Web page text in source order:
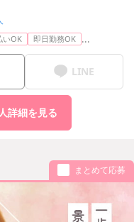
いOK 即日勤務OK ...
LINE
詳細を見る
まとめて応募